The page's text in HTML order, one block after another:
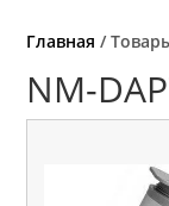
Главная /
NM-